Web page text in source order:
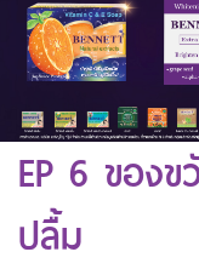
EP 6 ของ
ปลื้ม